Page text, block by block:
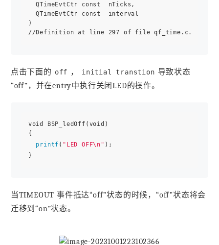
QTimeEvtCtr const  nTicks,
QTimeEvtCtr const  interval
)
点击下面的 off ， initial transtion 导致状态
“off”，并在entry中执行关闭LED的操作。
void BSP_ledOff(void)
{
printf ( "LED OFF\n" );
当TIMEOUT 事件抵达“off”状态的时候，“off”状态将会
迁移到“on”状态。